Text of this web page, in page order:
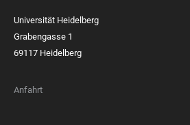
Universität Heidelberg
Grabengasse 1
69117 Heidelberg
Anfahrt